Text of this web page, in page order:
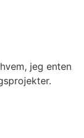
jeg enten